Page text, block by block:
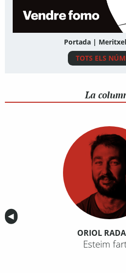
Portada |
TOTS ELS
La
Anterior
◀︎
ORIOL
Esteim